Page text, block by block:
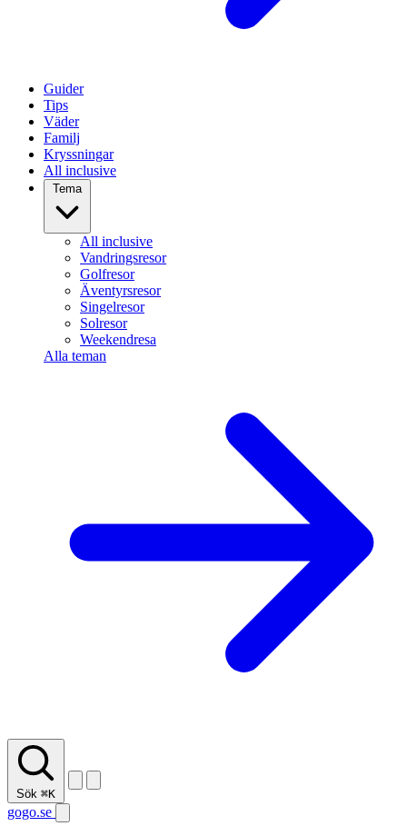
Guider
Tips
Väder
Familj
Kryssningar
All inclusive
Tema
All inclusive
Vandringsresor
Golfresor
Äventyrsresor
Singelresor
Solresor
Weekendresa
Alla teman
Sök ⌘K
gogo.se